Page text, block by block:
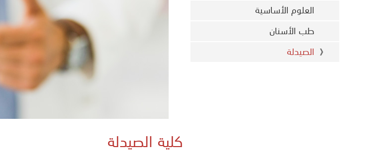
العلوم الأساسية
طب الأسنان
الصيدلة
كلية الصيدلة